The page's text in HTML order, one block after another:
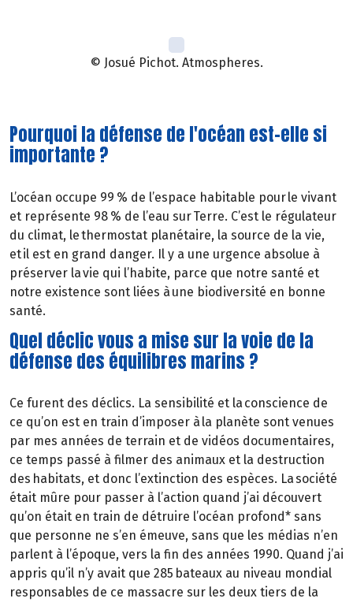
© Josué Pichot. Atmospheres.
Pourquoi la défense de l'océan est-elle si
importante ?
L’océan occupe 99 % de l’espace habitable pour le vivant
et représente 98 % de l’eau sur Terre. C’est le régulateur
du climat, le thermostat planétaire, la source de la vie,
et il est en grand danger. Il y a une urgence absolue à
préserver la vie qui l’habite, parce que notre santé et
notre existence sont liées à une biodiversité en bonne
santé.
Quel déclic vous a mise sur la voie de la
défense des équilibres marins ?
Ce furent des déclics. La sensibilité et la conscience de
ce qu’on est en train d’imposer à la planète sont venues
par mes années de terrain et de vidéos documentaires,
ce temps passé à filmer des animaux et la destruction
des habitats, et donc l’extinction des espèces. La société
était mûre pour passer à l’action quand j’ai découvert
qu’on était en train de détruire l’océan profond* sans
que personne ne s’en émeuve, sans que les médias n’en
parlent à l’époque, vers la fin des années 1990. Quand j’ai
appris qu’il n’y avait que 285 bateaux au niveau mondial
responsables de ce massacre sur les deux tiers de la